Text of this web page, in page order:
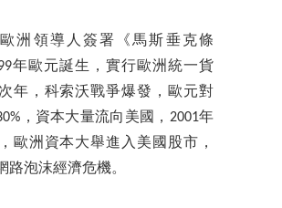
歐洲領導人簽署《馬斯垂克條
年歐元誕生，實行歐洲統一貨
年，科索沃戰爭爆發，歐元對
，資本大量流向美國，2001年
歐洲資本大舉進入美國股市，
路泡沫經濟危機。